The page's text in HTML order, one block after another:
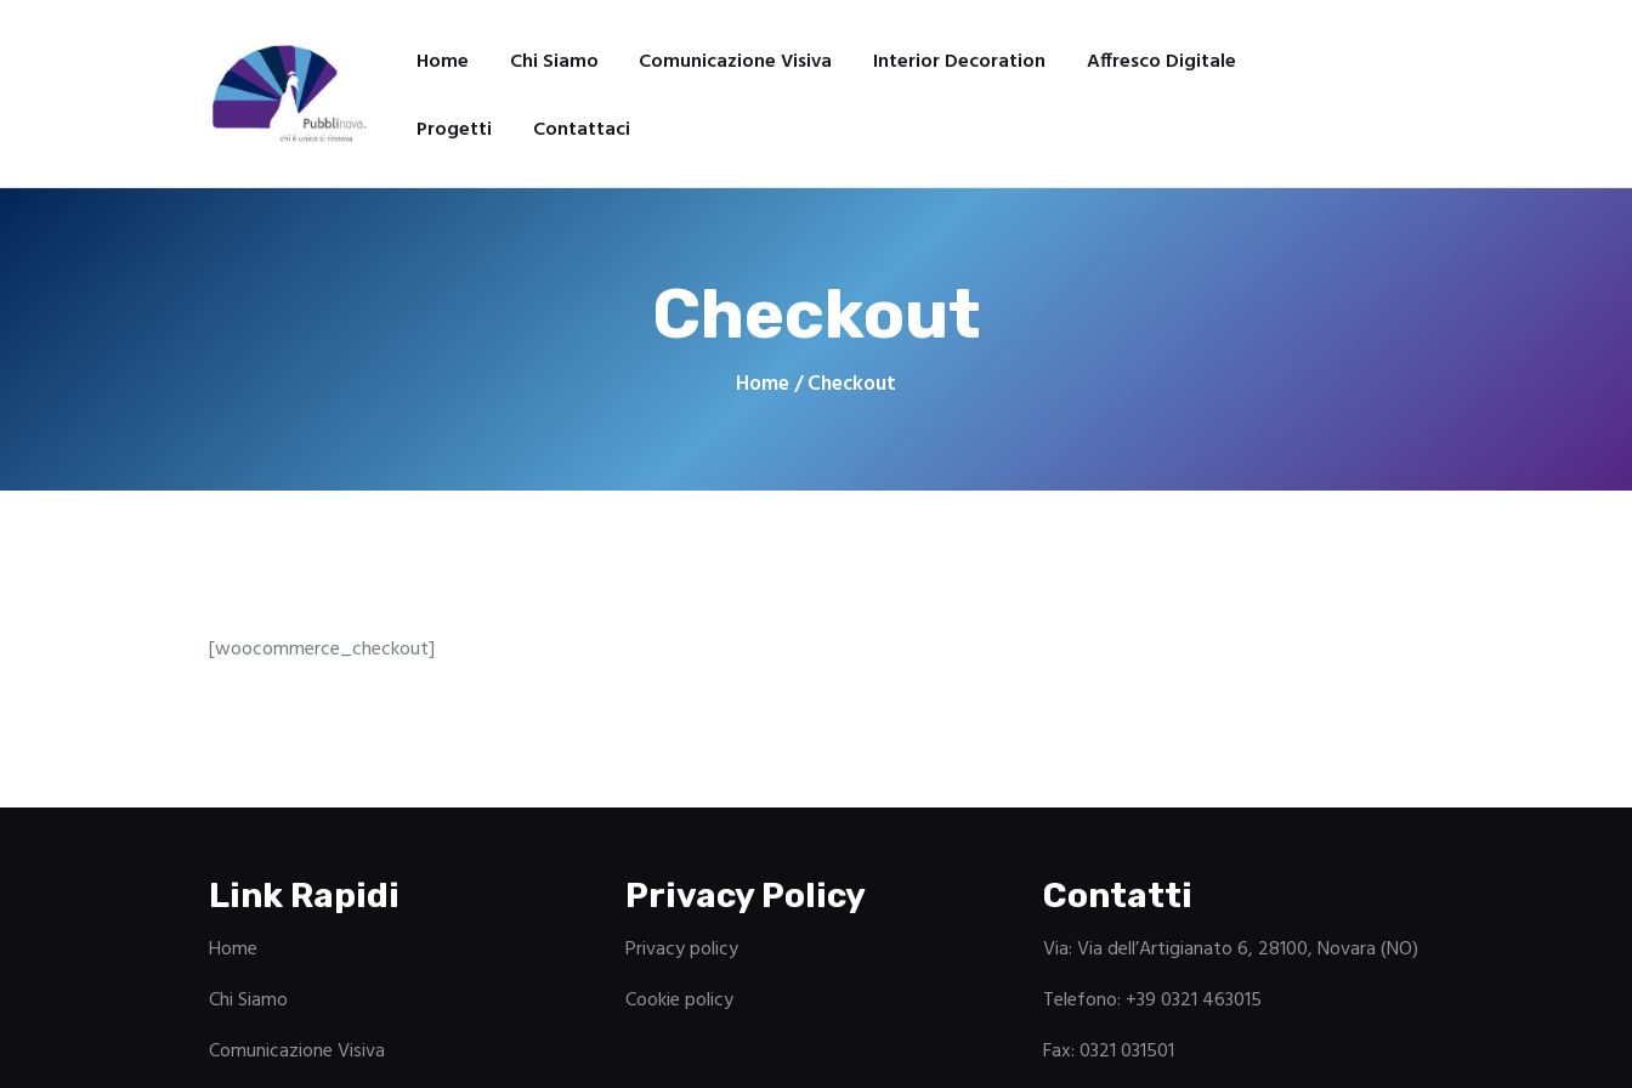
Home Chi Siamo Comunicazione Visiva Interior Decoration Affresco Digitale
Progetti Contattaci
Checkout
Home Checkout
Progetti
[woocommerce_checkout]
Link Rapidi
Home
Chi Siamo
Comunicazione Visiva
Privacy Policy
Privacy policy
Cookie policy
Contatti
Via: Via dell’Artigianato 6, 28100, Novara (NO)
Telefono: +39 0321 463015
Fax: 0321 031501